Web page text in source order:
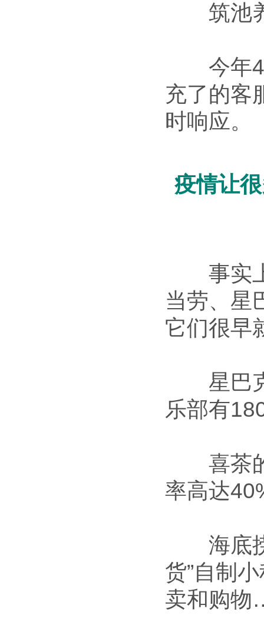
筑池养
今年4
充了的客
时响应。
疫情让
事实上
当劳、星
它们很早
星巴克
乐部有
喜茶的
率高达
海底捞
货”自制
卖和购